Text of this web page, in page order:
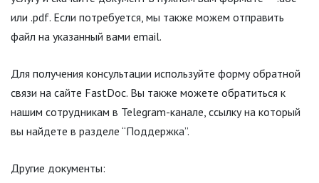
или .pdf. Если потребуется, мы также можем отправить
файл на указанный вами email.
Для получения консультации используйте форму обратной
связи на сайте FastDoc. Вы также можете обратиться к
нашим сотрудникам в Telegram-канале, ссылку на который
вы найдете в разделе “Поддержка”.
Другие документы: